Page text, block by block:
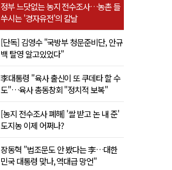
정부 느닷없는 농지 전수조사…농촌 들
쑤시는 '경자유전'의 칼날
[단독] 김영수 "국방부 청문준비단, 안규
백 탈영 알고있었다"
李대통령 "육사 출신이 또 쿠데타 할 수
도"…육사 총동창회 "정치적 보복"
[농지 전수조사 폐해] '쌀 받고 논 내 준'
도지농 이제 어쩌나?
장동혁 "법조문도 안 봤다는 李…대한
민국 대통령 맞나, 역대급 망언"